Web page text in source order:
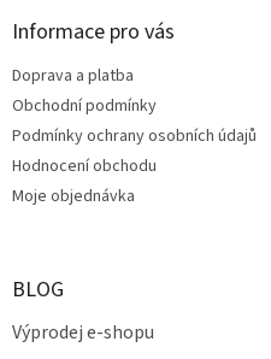
Informace pro vás
Doprava a platba
Obchodní podmínky
Podmínky ochrany osobních údajů
Hodnocení obchodu
Moje objednávka
BLOG
Výprodej e-shopu